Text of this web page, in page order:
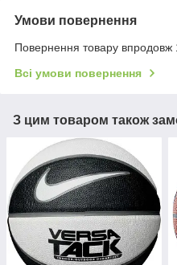
Умови повернення
Повернення товару впродовж
Всі умови повернення
З цим товаром також